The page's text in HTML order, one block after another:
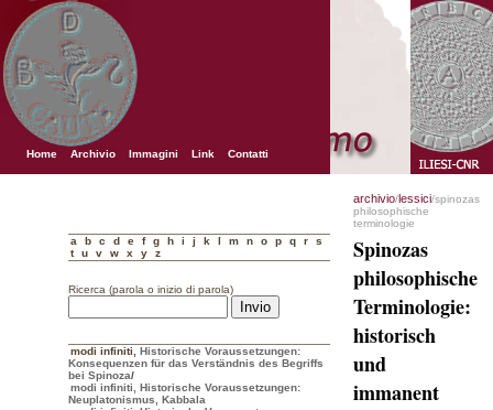
Home Archivio Immagini Link Contatti
a b c d e f g h i j k l m n o p q r
s
t
u v w x y z
Ricerca (parola o inizio di parola)
modi infiniti
Historische Voraussetzungen:
Konsequenzen für das Verständnis des Begriffs
bei Spinoza/
modi infiniti, Historische Voraussetzungen:
Neuplatonismus, Kabbala
archivio/lessici/spinozas
philosophische
terminologie
Spinozas
philosophische
Terminologie:
historisch
und
immanent